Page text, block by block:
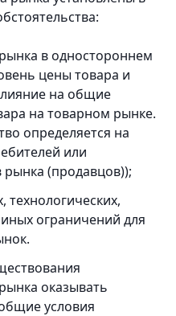
в одностороннем
цены товара и
на общие
на товарном рынке.
определяется на
или
рынка (продавцов));
технологических,
ограничений для
оказывать
условия